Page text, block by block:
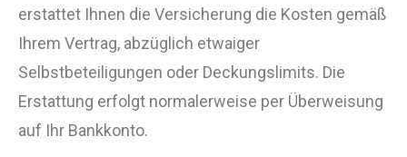
erstattet Ihnen die Versicherung die Kosten gemäß
Ihrem Vertrag, abzüglich etwaiger
Selbstbeteiligungen oder Deckungslimits. Die
Erstattung erfolgt normalerweise per Überweisung
auf Ihr Bankkonto.